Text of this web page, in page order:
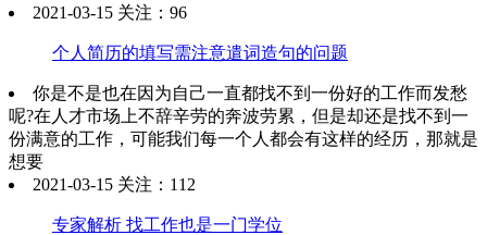
2021-03-15 关注：96
个人简历的填写需注意遣词造句的问题
你是不是也在因为自己一直都找不到一份好的工作而发愁
呢?在人才市场上不辞辛劳的奔波劳累，但是却还是找不到一
份满意的工作，可能我们每一个人都会有这样的经历，那就是
想要
2021-03-15 关注：112
专家解析 找工作也是一门学位